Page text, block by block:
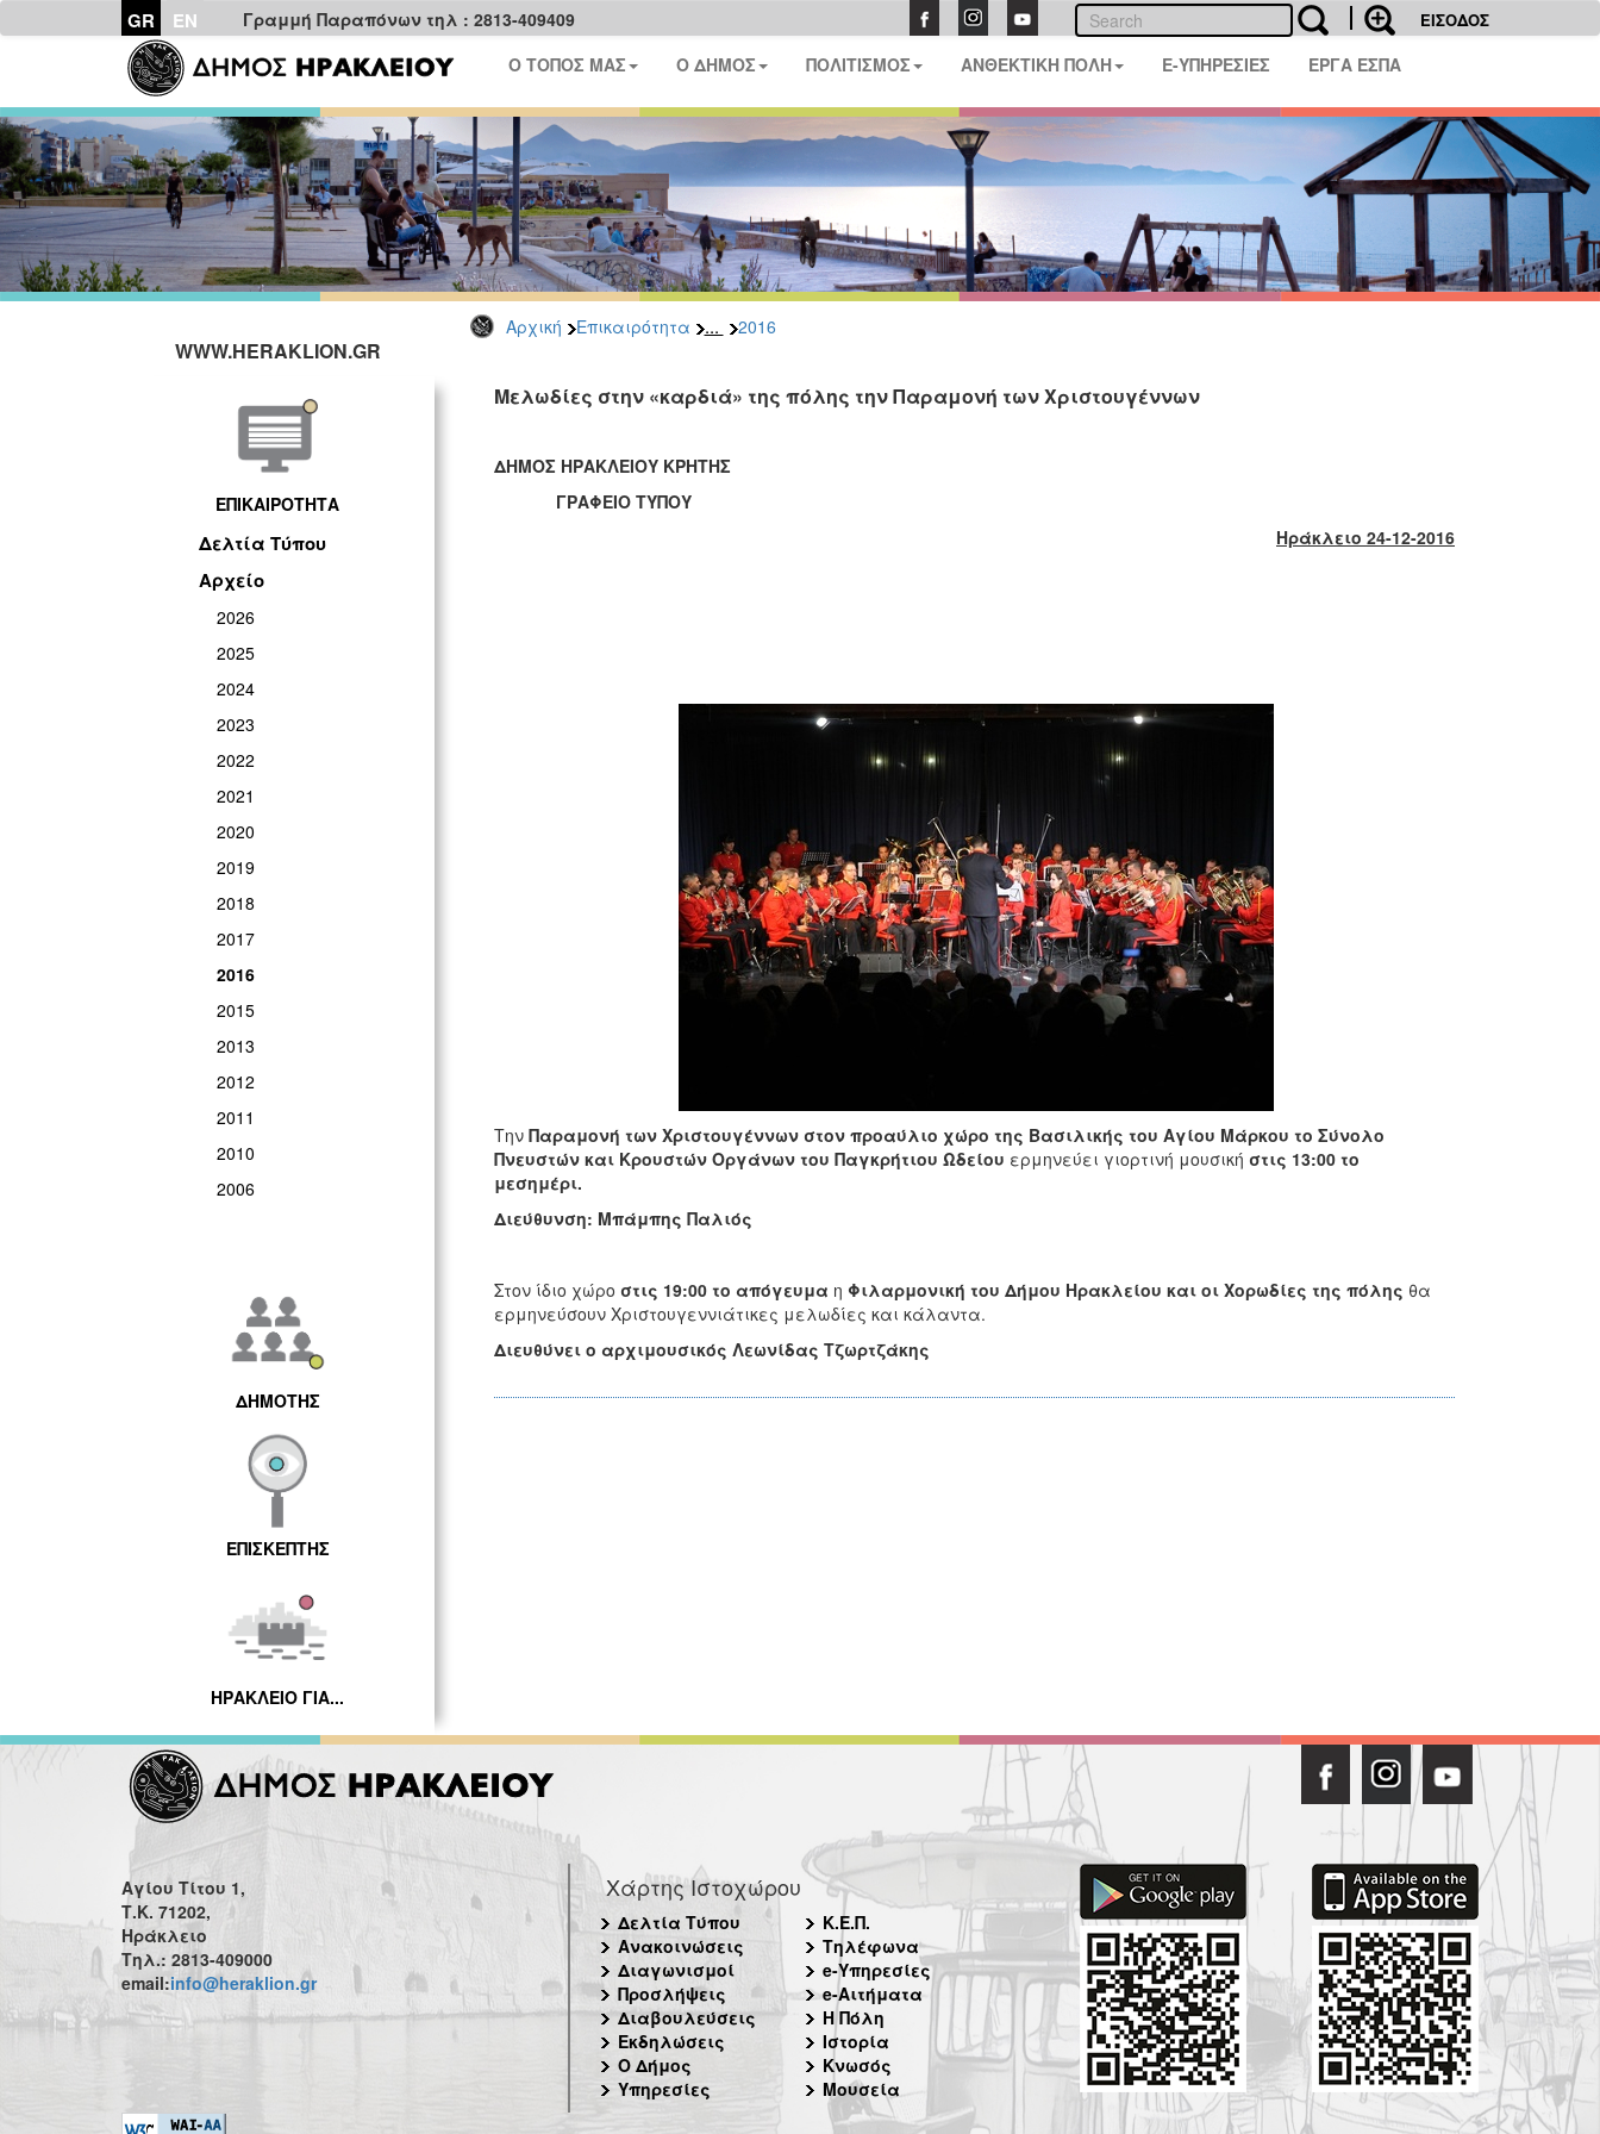
GR EN Γραμμή Παραπόνων τηλ : 2813-409409 ΕΙΣΟΔΟΣ
Ο ΤΟΠΟΣ ΜΑΣ Ο ΔΗΜΟΣ ΠΟΛΙΤΙΣΜΟΣ ΑΝΘΕΚΤΙΚΗ ΠΟΛΗ E-ΥΠΗΡΕΣΙΕΣ ΕΡΓΑ ΕΣΠΑ
Αρχική Επικαιρότητα ... 2016
WWW.HERAKLION.GR
ΕΠΙΚΑΙΡΟΤΗΤΑ
Δελτία Τύπου
Αρχείο
2026
2025
2024
2023
2022
2021
2020
2019
2018
2017
2016
2015
2013
2012
2011
2010
2006
ΔΗΜΟΤΗΣ
ΕΠΙΣΚΕΠΤΗΣ
ΗΡΑΚΛΕΙΟ ΓΙΑ...
Μελωδίες στην «καρδιά» της πόλης την Παραμονή των Χριστουγέννων
ΔΗΜΟΣ ΗΡΑΚΛΕΙΟΥ ΚΡΗΤΗΣ
ΓΡΑΦΕΙΟ ΤΥΠΟΥ
Ηράκλειο 24-12-2016
Την Παραμονή των Χριστουγέννων στον προαύλιο χώρο της Βασιλικής του Αγίου Μάρκου το Σύνολο
Πνευστών και Κρουστών Οργάνων του Παγκρήτιου Ωδείου ερμηνεύει γιορτινή μουσική στις 13:00 το
μεσημέρι.
Διεύθυνση: Μπάμπης Παλιός
Στον ίδιο χώρο στις 19:00 το απόγευμα η Φιλαρμονική του Δήμου Ηρακλείου και οι Χορωδίες της πόλης θα
ερμηνεύσουν Χριστουγεννιάτικες μελωδίες και κάλαντα.
Διευθύνει ο αρχιμουσικός Λεωνίδας Τζωρτζάκης
Αγίου Τίτου 1,
Τ.Κ. 71202,
Ηράκλειο
Τηλ.: 2813-409000
email:info@heraklion.gr
Χάρτης Ιστοχώρου
Δελτία Τύπου
Ανακοινώσεις
Διαγωνισμοί
Προσλήψεις
Διαβουλεύσεις
Εκδηλώσεις
Ο Δήμος
Υπηρεσίες
Κ.Ε.Π.
Τηλέφωνα
e-Υπηρεσίες
e-Αιτήματα
Η Πόλη
Ιστορία
Κνωσός
Μουσεία